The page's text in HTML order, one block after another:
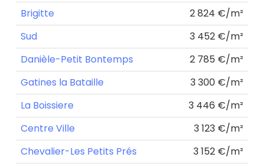
Brigitte
2 824 €/m²
Sud
3 452 €/m²
Danièle-Petit Bontemps
2 785 €/m²
Gatines la Bataille
3 300 €/m²
La Boissiere
3 446 €/m²
Centre Ville
3 123 €/m²
Chevalier-Les Petits Prés
3 152 €/m²